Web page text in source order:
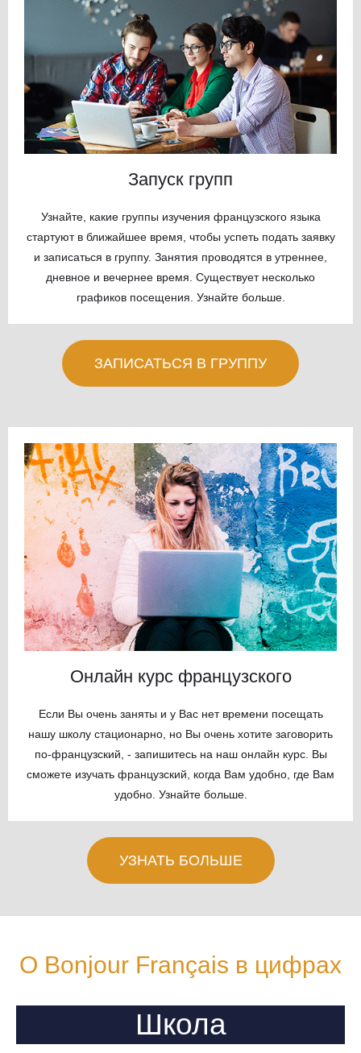
Запуск групп
Узнайте, какие группы изучения французского языка
стартуют в ближайшее время, чтобы успеть подать заявку
и записаться в группу. Занятия проводятся в утреннее,
дневное и вечернее время. Существует несколько
графиков посещения. Узнайте больше.
ЗАПИСАТЬСЯ В ГРУППУ
Онлайн курс французского
Если Вы очень заняты и у Вас нет времени посещать
нашу школу стационарно, но Вы очень хотите заговорить
по-французский, - запишитесь на наш онлайн курс. Вы
сможете изучать французский, когда Вам удобно, где Вам
удобно. Узнайте больше.
УЗНАТЬ БОЛЬШЕ
О Bonjour Français в цифрах
Школа